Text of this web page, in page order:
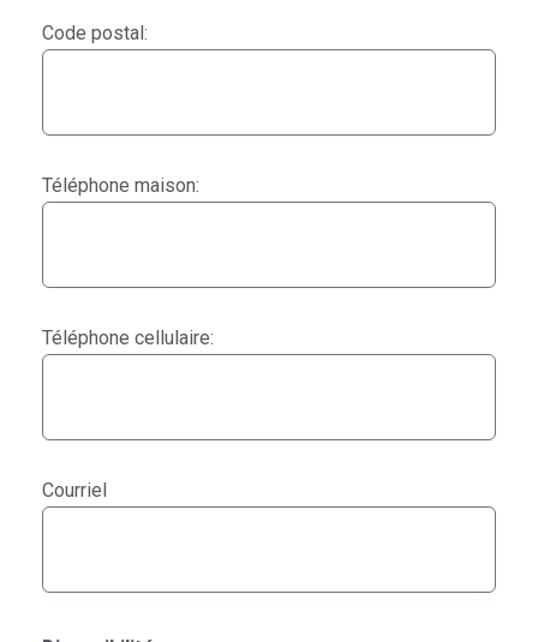
Code postal:
Téléphone maison:
Téléphone cellulaire:
Courriel